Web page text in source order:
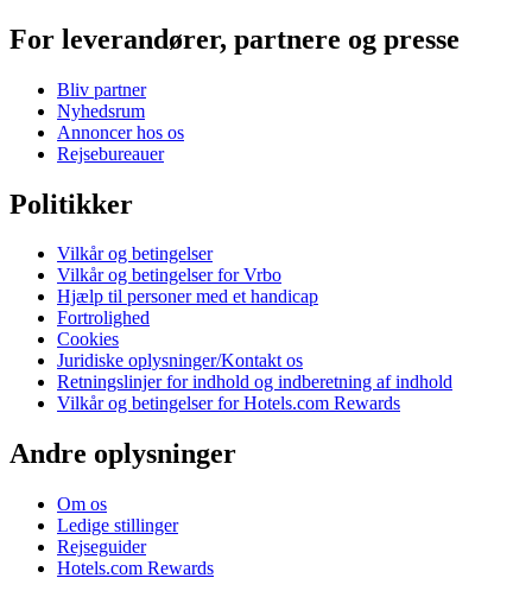
For leverandører, partnere og presse
Bliv partner
Nyhedsrum
Annoncer hos os
Rejsebureauer
Politikker
Vilkår og betingelser
Vilkår og betingelser for Vrbo
Hjælp til personer med et handicap
Fortrolighed
Cookies
Juridiske oplysninger/Kontakt os
Retningslinjer for indhold og indberetning af indhold
Vilkår og betingelser for Hotels.com Rewards
Andre oplysninger
Om os
Ledige stillinger
Rejseguider
Hotels.com Rewards